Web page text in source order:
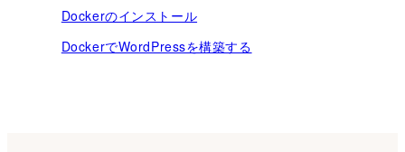
Dockerのインストール
DockerでWordPressを構築する